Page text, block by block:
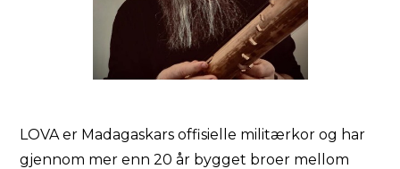
LOVA er Madagaskars offisielle militærkor og har
gjennom mer enn 20 år bygget broer mellom